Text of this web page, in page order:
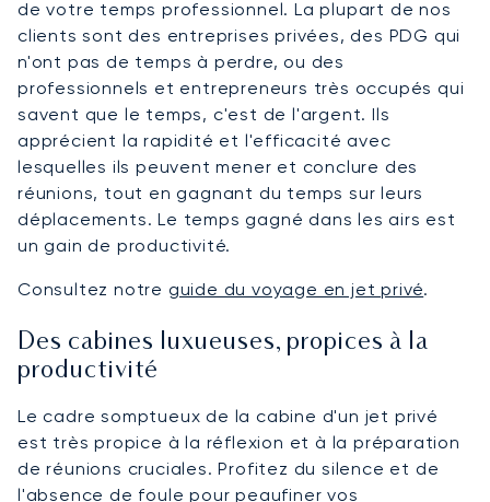
de votre temps professionnel. La plupart de nos
clients sont des entreprises privées, des PDG qui
n'ont pas de temps à perdre, ou des
professionnels et entrepreneurs très occupés qui
savent que le temps, c'est de l'argent. Ils
apprécient la rapidité et l'efficacité avec
lesquelles ils peuvent mener et conclure des
réunions, tout en gagnant du temps sur leurs
déplacements. Le temps gagné dans les airs est
un gain de productivité.
Consultez notre guide du voyage en jet privé.
Des cabines luxueuses, propices à la
productivité
Le cadre somptueux de la cabine d'un jet privé
est très propice à la réflexion et à la préparation
de réunions cruciales. Profitez du silence et de
l'absence de foule pour peaufiner vos